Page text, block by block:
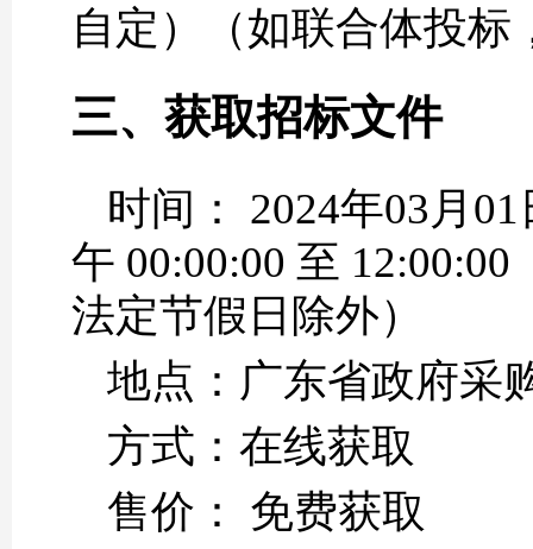
自定）（如联合体投
三、获取招标文件
时间： 2024年03月
午 00:00:00 至
法定节假日除外）
地点：广东省政府采
方式：在线获取
售价： 免费获取